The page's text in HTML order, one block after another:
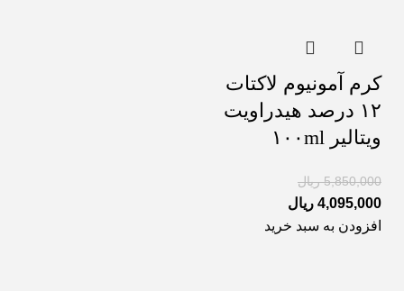
کرم آمونیوم لاکتات
۱۲ درصد هیدراویت
ویتالیر ۱۰۰ml
5,850,000 ریال
4,095,000 ریال
افزودن به سبد خرید